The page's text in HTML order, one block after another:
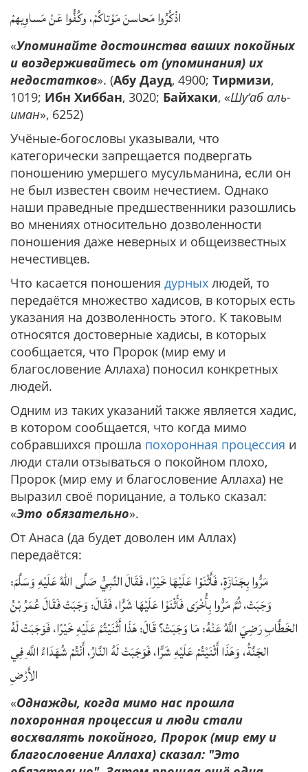
اذْكُرُوا مَحاسنَ مَوْتاكُمْ، وكُفُّوا عَنْ مَساوِيهمْ
«Упоминайте достоинства ваших покойных
и воздерживайтесь от (упоминания) их
недостатков». (Абу Дауд, 4900; Тирмизи,
1019; Ибн Хиббан, 3020; Байхаки, «Шу‘аб аль-
иман», 6252)
Учёные-богословы указывали, что
категорически запрещается подвергать
поношению умершего мусульманина, если он
не был известен своим нечестием. Однако
наши праведные предшественники разошлись
во мнениях относительно дозволенности
поношения даже неверных и общеизвестных
нечестивцев.
Что касается поношения дурных людей, то
передаётся множество хадисов, в которых есть
указания на дозволенность этого. К таковым
относятся достоверные хадисы, в которых
сообщается, что Пророк (мир ему и
благословение Аллаха) поносил конкретных
людей.
Одним из таких указаний также является хадис,
в котором сообщается, что когда мимо
собравшихся прошла похоронная процессия и
люди стали отзываться о покойном плохо,
Пророк (мир ему и благословение Аллаха) не
выразил своё порицание, а только сказал:
«Это обязательно».
От Анаса (да будет доволен им Аллах)
передаётся:
مَرُّوا بِجَنَازَةٍ، فَأَثْنَوْا عَلَيْهَا خَيْرًا، فَقَالَ النَّبِيُّ صَلَّى اللهُ عَلَيْهِ وَسَلَّمَ:
وَجَبَتْ، ثُمَّ مَرُّوا بِأُخْرَى فَأَثْنَوْا عَلَيْهَا شَرًّا، فَقَالَ: وَجَبَتْ فَقَالَ عُمَرُ بْنُ
الخَطَّابِ رَضِيَ اللَّهُ عَنْهُ: مَا وَجَبَتْ؟ قَالَ: هَذَا أَثْنَيْتُمْ عَلَيْهِ خَيْرًا، فَوَجَبَتْ لَهُ
الجَنَّةُ، وَهَذَا أَثْنَيْتُمْ عَلَيْهِ شَرًّا، فَوَجَبَتْ لَهُ النَّارُ، أَنْتُمْ شُهَدَاءُ اللَّهِ فِي
الأَرْضِ
«Однажды, когда мимо нас прошла
похоронная процессия и люди стали
восхвалять покойного, Пророк (мир ему и
благословение Аллаха) сказал: "Это